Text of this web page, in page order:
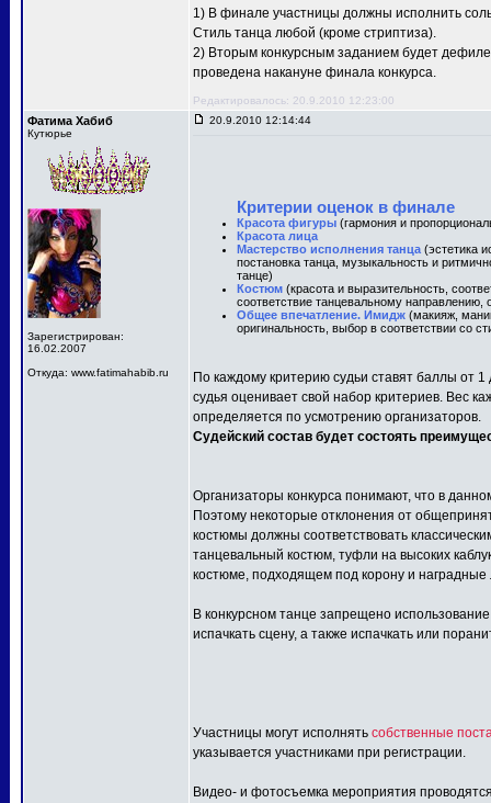
1) В финале участницы должны исполнить
Стиль танца любой (кроме стриптиза).
2) Вторым конкурсным заданием будет
проведена накануне финала конкурса.
Редактировалось: 20.9.2010 12:23:00
Фатима Хабиб
Кутюрье
Зарегистрирован:
16.02.2007
Откуда: www.fatimahabib.ru
20.9.2010 12:14:44
Критерии оценок в финале
Красота фигуры (гармония и
Красота лица
Мастерство исполнения танца (эстетика
постановка танца, музыкальность и
танце)
Костюм (красота и выразительность,
соответствие танцевальному направлению,
Общее впечатление. Имидж (макияж,
оригинальность, выбор в соответствии со
По каждому критерию судьи ставят баллы от
судья оценивает свой набор критериев. Вес
определяется по усмотрению организаторов.
Судейский состав будет состоять
Организаторы конкурса понимают, что в
Поэтому некоторые отклонения от
костюмы должны соответствовать
танцевальный костюм, туфли на высоких
костюме, подходящем под корону и наградные
В конкурсном танце запрещено
испачкать сцену, а также испачкать или
Участницы могут исполнять собственные
указывается участниками при регистрации.
Видео- и фотосъемка мероприятия